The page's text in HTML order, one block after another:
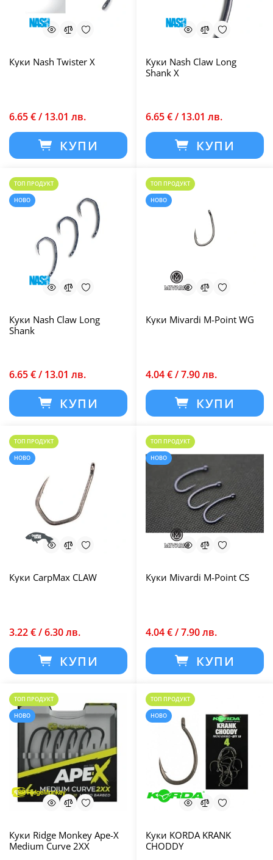
Куки Nash Twister X
6.65 € / 13.01 лв.
КУПИ
Куки Nash Claw Long
Shank X
6.65 € / 13.01 лв.
КУПИ
ТОП ПРОДУКТ
НОВО
Куки Nash Claw Long
Shank
6.65 € / 13.01 лв.
КУПИ
ТОП ПРОДУКТ
НОВО
Куки Mivardi M-Point WG
4.04 € / 7.90 лв.
КУПИ
ТОП ПРОДУКТ
НОВО
Куки CarpMax CLAW
3.22 € / 6.30 лв.
КУПИ
ТОП ПРОДУКТ
НОВО
Куки Mivardi M-Point CS
4.04 € / 7.90 лв.
КУПИ
ТОП ПРОДУКТ
НОВО
Куки Ridge Monkey Ape-X
Medium Curve 2XX
ТОП ПРОДУКТ
НОВО
Куки KORDA KRANK
CHODDY